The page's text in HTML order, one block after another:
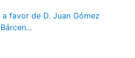
favor de D. Juan Gómez